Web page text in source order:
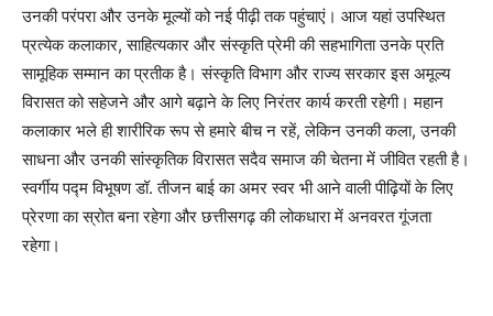
उनकी परंपरा और उनके मूल्यों को नई पीढ़ी तक पहुंचाएं। आज यहां उपस्थित
प्रत्येक कलाकार, साहित्यकार और संस्कृति प्रेमी की सहभागिता उनके प्रति
सामूहिक सम्मान का प्रतीक है। संस्कृति विभाग और राज्य सरकार इस अमूल्य
विरासत को सहेजने और आगे बढ़ाने के लिए निरंतर कार्य करती रहेगी। महान
कलाकार भले ही शारीरिक रूप से हमारे बीच न रहें, लेकिन उनकी कला, उनकी
साधना और उनकी सांस्कृतिक विरासत सदैव समाज की चेतना में जीवित रहती है।
स्वर्गीय पद्म विभूषण डॉ. तीजन बाई का अमर स्वर भी आने वाली पीढ़ियों के लिए
प्रेरणा का स्रोत बना रहेगा और छत्तीसगढ़ की लोकधारा में अनवरत गूंजता
रहेगा।